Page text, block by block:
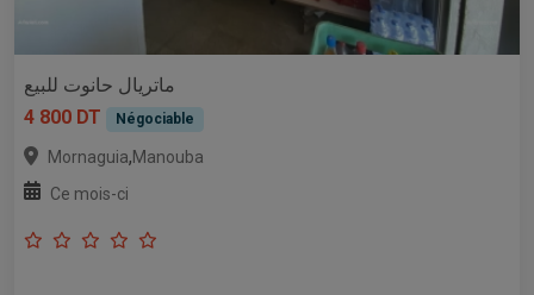
ماتريال حانوت للبيع
4 800 DT
Négociable
Mornaguia,Manouba
Ce mois-ci